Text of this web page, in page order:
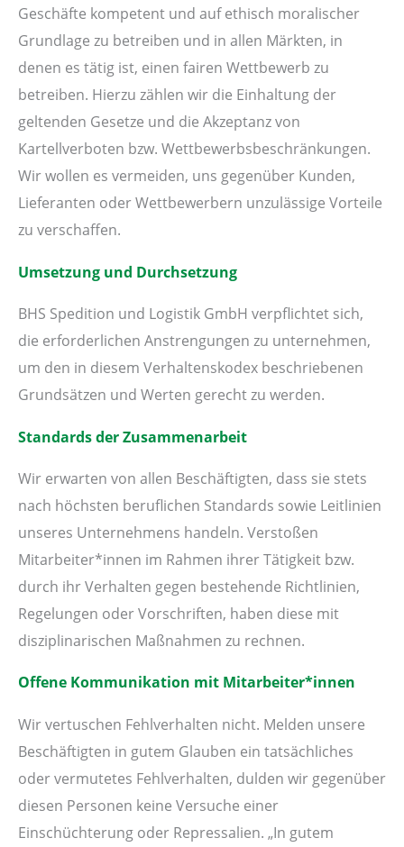
Geschäfte kompetent und auf ethisch moralischer
Grundlage zu betreiben und in allen Märkten, in
denen es tätig ist, einen fairen Wettbewerb zu
betreiben. Hierzu zählen wir die Einhaltung der
geltenden Gesetze und die Akzeptanz von
Kartellverboten bzw. Wettbewerbsbeschränkungen.
Wir wollen es vermeiden, uns gegenüber Kunden,
Lieferanten oder Wettbewerbern unzulässige Vorteile
zu verschaffen.
Umsetzung und Durchsetzung
BHS Spedition und Logistik GmbH verpflichtet sich,
die erforderlichen Anstrengungen zu unternehmen,
um den in diesem Verhaltenskodex beschriebenen
Grundsätzen und Werten gerecht zu werden.
Standards der Zusammenarbeit
Wir erwarten von allen Beschäftigten, dass sie stets
nach höchsten beruflichen Standards sowie Leitlinien
unseres Unternehmens handeln. Verstoßen
Mitarbeiter*innen im Rahmen ihrer Tätigkeit bzw.
durch ihr Verhalten gegen bestehende Richtlinien,
Regelungen oder Vorschriften, haben diese mit
disziplinarischen Maßnahmen zu rechnen.
Offene Kommunikation mit Mitarbeiter*innen
Wir vertuschen Fehlverhalten nicht. Melden unsere
Beschäftigten in gutem Glauben ein tatsächliches
oder vermutetes Fehlverhalten, dulden wir gegenüber
diesen Personen keine Versuche einer
Einschüchterung oder Repressalien. „In gutem